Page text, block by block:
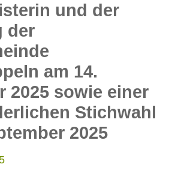
und der
der
am 14.
2025 sowie einer
Stichwahl
2025